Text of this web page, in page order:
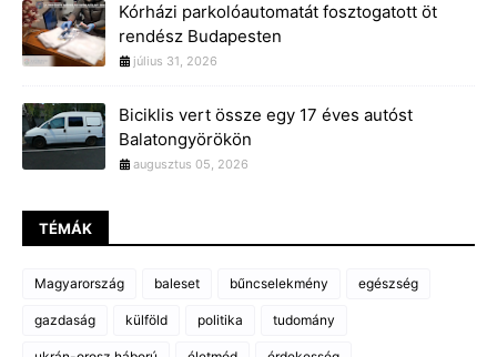
Kórházi parkolóautomatát fosztogatott öt
rendész Budapesten
július 31, 2026
Biciklis vert össze egy 17 éves autóst
Balatongyörökön
augusztus 05, 2026
TÉMÁK
Magyarország baleset bűncselekmény egészség
gazdaság külföld politika tudomány